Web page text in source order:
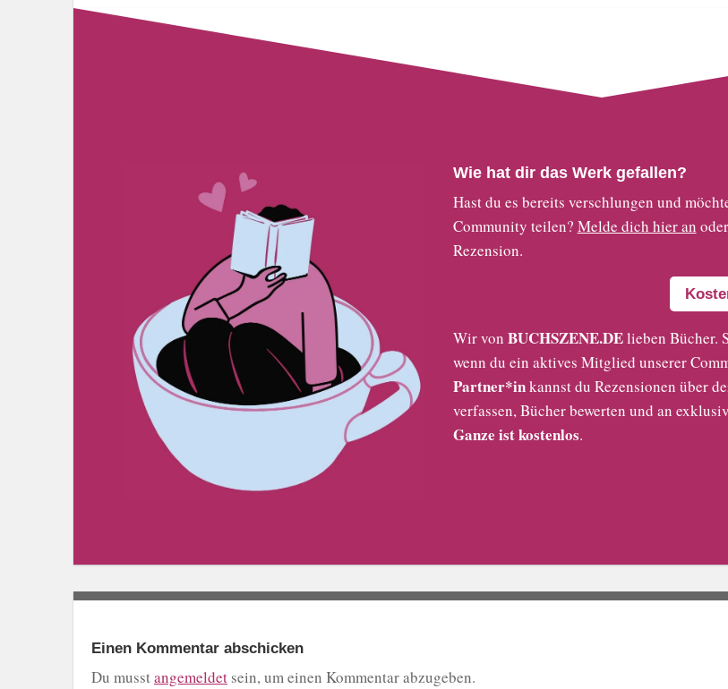
Wie hat dir das Werk gefallen?
Hast du es bereits verschlungen und
Community teilen? Melde dich hier an oder
Rezension.
Wir von BUCHSZENE.DElieben Bücher.
wenn du ein aktives Mitglied unserer
Partner*inkannst du Rezensionen über
verfassen, Bücher bewerten und an
Ganze ist kostenlos.
Einen Kommentar abschicken
Du musstangemeldet sein, um einen Kommentar abzugeben.